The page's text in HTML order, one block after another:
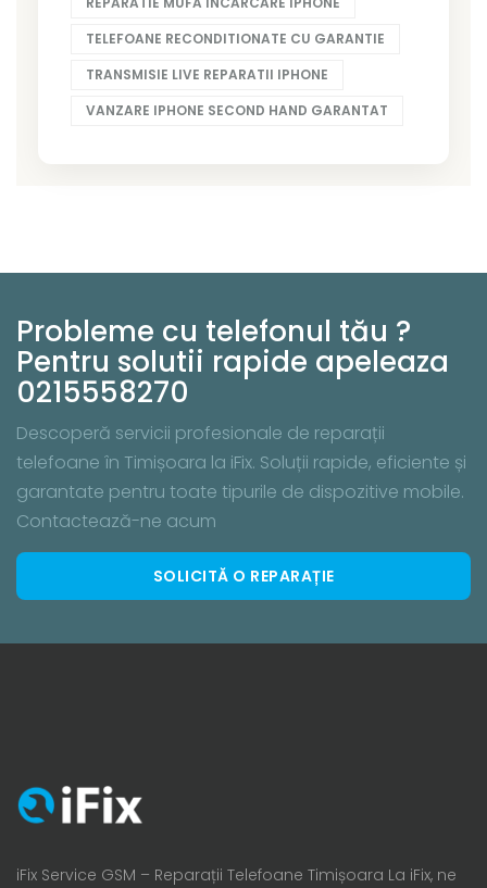
TELEFOANE RECONDITIONATE CU GARANTIE
TRANSMISIE LIVE REPARATII IPHONE
VANZARE IPHONE SECOND HAND GARANTAT
Probleme cu telefonul tău ?
Pentru solutii rapide apeleaza
0215558270
Descoperă servicii profesionale de reparații
telefoane în Timișoara la iFix. Soluții rapide, eficiente și
garantate pentru toate tipurile de dispozitive mobile.
Contactează-ne acum
SOLICITĂ O REPARAȚIE
iFix Service GSM – Reparații Telefoane Timișoara La iFix, ne